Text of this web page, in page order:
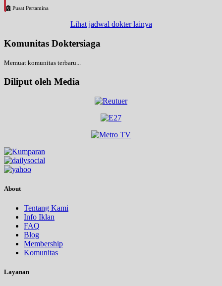
Pusat Pertamina
Lihat jadwal dokter lainya
Komunitas Doktersiaga
Memuat komunitas terbaru...
Diliput oleh Media
About
Tentang Kami
Info Iklan
FAQ
Blog
Membership
Komunitas
Layanan